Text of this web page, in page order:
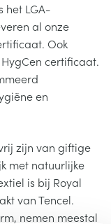
het LGA-
al onze
Ook
certificaat.
en
zijn van giftige
met natuurlijke
is bij Royal
van Tencel.
nemen meestal